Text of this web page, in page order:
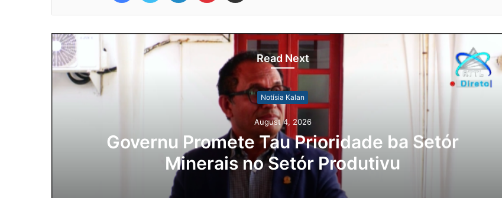
Read Next
Notísia Kalan
August 4, 2026
Lei Siberseguransa Ajuda Autoridade Polisiál
Kaptura Autór Kriminozu ho Paradeiru Iha
Estranjeiru